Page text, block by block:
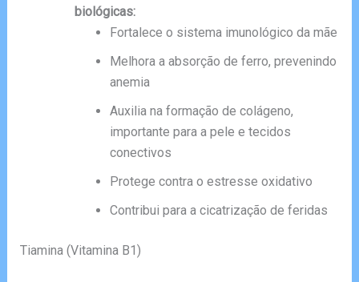
biológicas:
Fortalece o sistema imunológico da mãe
Melhora a absorção de ferro, prevenindo
anemia
Auxilia na formação de colágeno,
importante para a pele e tecidos
conectivos
Protege contra o estresse oxidativo
Contribui para a cicatrização de feridas
Tiamina (Vitamina B1)